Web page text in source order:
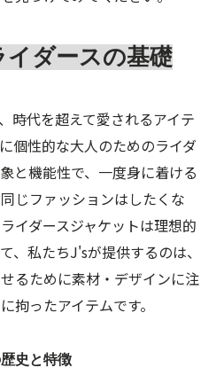
イダースの基礎
時代を超えて愛されるアイテ
個性的な大人のためのライダ
と機能性で、一度身に着ける
じファッションはしたくな
イダースジャケットは理想的
、私たちJ'sが提供するのは、
るために素材・デザインに注
拘ったアイテムです。
史と特徴